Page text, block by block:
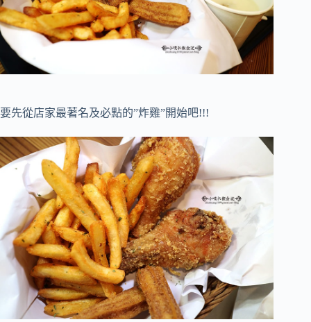
要先從店家最著名及必點的”炸雞”開始吧!!!